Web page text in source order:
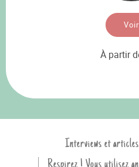
Voir
À partir
Interviews et articles